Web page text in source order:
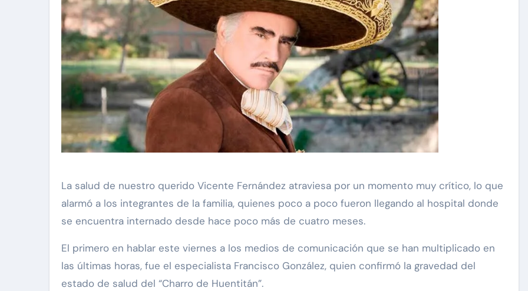
La salud de nuestro querido Vicente Fernández atraviesa por un momento muy crítico, lo que
alarmó a los integrantes de la familia, quienes poco a poco fueron llegando al hospital donde
se encuentra internado desde hace poco más de cuatro meses.
El primero en hablar este viernes a los medios de comunicación que se han multiplicado en
las últimas horas, fue el especialista Francisco González, quien confirmó la gravedad del
estado de salud del “Charro de Huentitán”.
visita a
el hospital:
Luis Enrique Guzmán se
sincera sobre situación de
en proceso de partir”
Nov 28, 2024
Uncategorized
Entre lágrimas, asistente de
detalles sobre su salud